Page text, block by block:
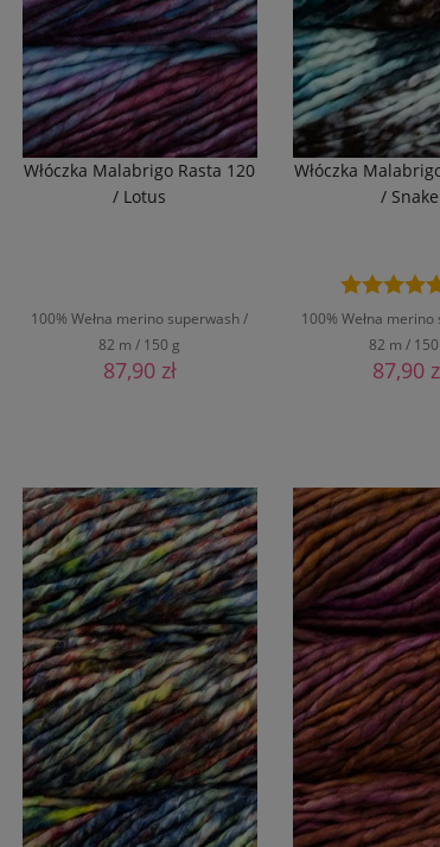
Włóczka Malabrigo Rasta 120
/ Lotus
100% Wełna merino superwash /
82 m / 150 g
87,90 zł
Włóczka
/ Snake
100% Wełna
82 m /
87,90